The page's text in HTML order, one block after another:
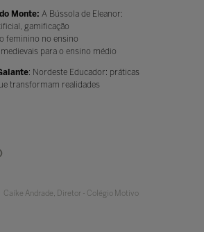
Monte: A Bússola de Eleanor:
gamificação
feminino no ensino
para o ensino médio
: Nordeste Educador: práticas
transformam realidades
Caíke Andrade, Diretor - Colégio Motivo